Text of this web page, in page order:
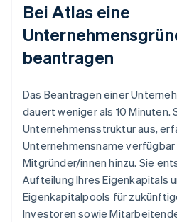
Bei Atlas eine
beantragen
Das Beantragen einer
dauert weniger als 10 Minuten.
Unternehmensstruktur aus,
Unternehmensname
Mitgründer/innen hinzu. Sie
Aufteilung Ihres Eigenkapitals
Eigenkapitalpools für
Investoren sowie